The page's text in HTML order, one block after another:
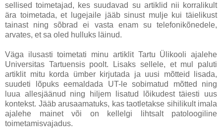
sellised toimetajad, kes suudavad su artiklid nii korralikult
ära toimetada, et lugejaile jääb sinust mulje kui täielikust
tainast ning sõbrad ei vasta enam su telefonikõnedele,
arvates, et sa oled hulluks läinud.
Väga ilusasti toimetati minu artiklit Tartu Ülikooli ajalehe
Universitas Tartuensis poolt. Lisaks sellele, et mul paluti
artiklit mitu korda ümber kirjutada ja uusi mõtteid lisada,
suudeti lõpuks eemaldada UT-le sobimatud mõtted ning
luua allesjäänud ning hiljem lisatud lõikudest täiesti uus
kontekst. Jääb arusaamatuks, kas taotletakse sihilikult imala
ajalehe mainet või on kellelgi lihtsalt patoloogiline
toimetamisvajadus.